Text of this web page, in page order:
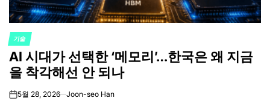
POSTED
IN
기술
AI 시대가 선택한 ‘메모리’…한국은 왜 지금
을 착각해선 안 되나
on5월 28, 2026 Joon-seo Han